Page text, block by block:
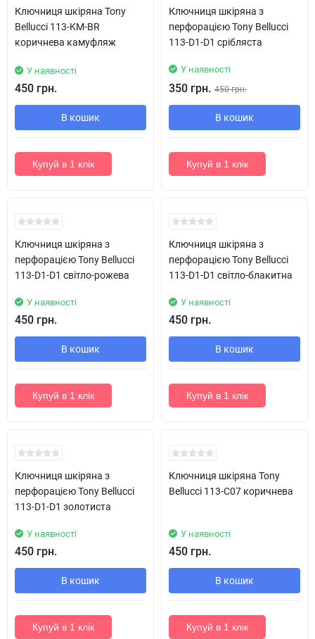
Ключниця шкіряна Tony
Bellucci 113-KM-BR
коричнева камуфляж
У наявності
450 грн.
В кошик
Купуй в 1 клік
Ключниця шкіряна з
перфорацією Tony Bellucci
113-D1-D1 срібляста
У наявності
350 грн. 450 грн.
В кошик
Купуй в 1 клік
Ключниця шкіряна з
перфорацією Tony Bellucci
113-D1-D1 світло-рожева
У наявності
450 грн.
В кошик
Купуй в 1 клік
Ключниця шкіряна з
перфорацією Tony Bellucci
113-D1-D1 світло-блакитна
У наявності
450 грн.
В кошик
Купуй в 1 клік
Ключниця шкіряна з
перфорацією Tony Bellucci
113-D1-D1 золотиста
У наявності
450 грн.
В кошик
Купуй в 1 клік
Ключниця шкіряна Tony
Bellucci 113-C07 коричнева
У наявності
450 грн.
В кошик
Купуй в 1 клік